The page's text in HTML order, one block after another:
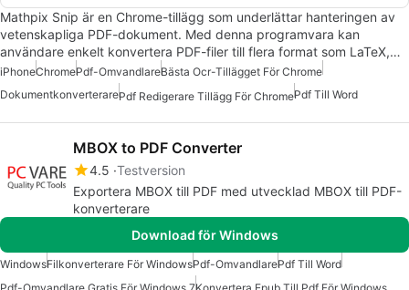
Mathpix Snip är en Chrome-tillägg som underlättar hanteringen av
vetenskapliga PDF-dokument. Med denna programvara kan
användare enkelt konvertera PDF-filer till flera format som LaTeX,…
iPhoneChromePdf-OmvandlareBästa Ocr-Tillägget För Chrome
DokumentkonverterarePdf Redigerare Tillägg För ChromePdf Till Word
MBOX to PDF Converter
4.5 Testversion
Exportera MBOX till PDF med utvecklad MBOX till PDF-
konverterare
Download för Windows
WindowsFilkonverterare För WindowsPdf-OmvandlarePdf Till Word